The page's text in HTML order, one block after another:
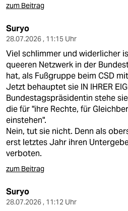
zum Beitrag
Suryo
28.07.2026 , 11:15 Uhr
Viel schlimmer und widerlicher
queeren Netzwerk in der
hat, als Fußgruppe beim CSD
Jetzt behauptet sie IN IHRER
Bundestagspräsidentin stehe
die für "ihre Rechte, für
einstehen".
Nein, tut sie nicht. Denn als
erst letztes Jahr ihren
verboten.
zum Beitrag
Suryo
28.07.2026 , 11:12 Uhr